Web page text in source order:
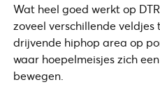
Wat heel goed werkt op
zoveel verschillende veldjes
drijvende hiphop area op
waar hoepelmeisjes zich
bewegen.